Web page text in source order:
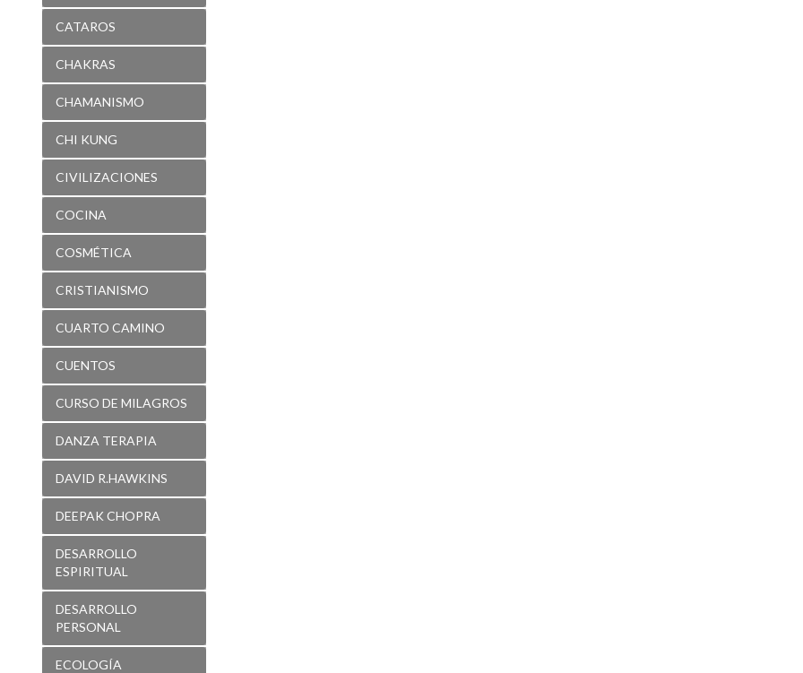
CATAROS
CHAKRAS
CHAMANISMO
CHI KUNG
CIVILIZACIONES
COCINA
COSMÉTICA
CRISTIANISMO
CUARTO CAMINO
CUENTOS
CURSO DE MILAGROS
DANZA TERAPIA
DAVID R.HAWKINS
DEEPAK CHOPRA
DESARROLLO
ESPIRITUAL
DESARROLLO
PERSONAL
ECOLOGÍA